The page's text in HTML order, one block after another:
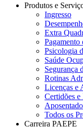
Produtos e
Ingresso
Extra
Pagamento
Psicologia
Saúde
Segurança
Rotinas
Licenças e
Certidões e
Todos os
Carreira PAEPE